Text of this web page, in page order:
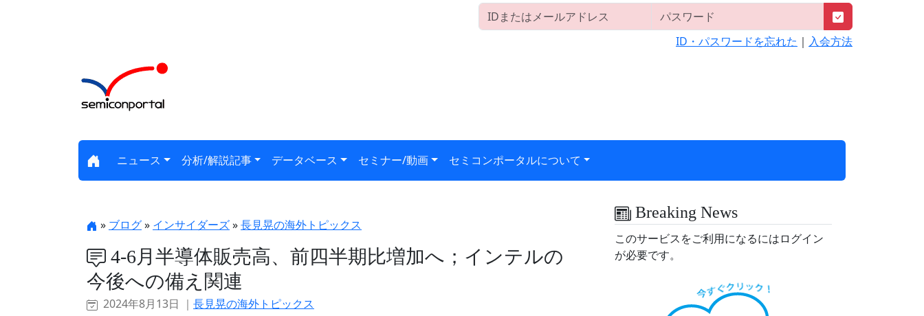
ID・パスワードを忘れた ｜ 入会方法
ニュース 分析/解説記事 データベース セミナー/動画 セミコンポータルについて
» ブログ» インサイダーズ»長見晃の海外トピックス
4-6月半導体販売高、前四半期比増加へ；インテルの
今後への備え関連
2024年8月13日 ｜ 長見晃の海外トピックス
Breaking News
このサービスをご利用になるにはログイン
が必要です。